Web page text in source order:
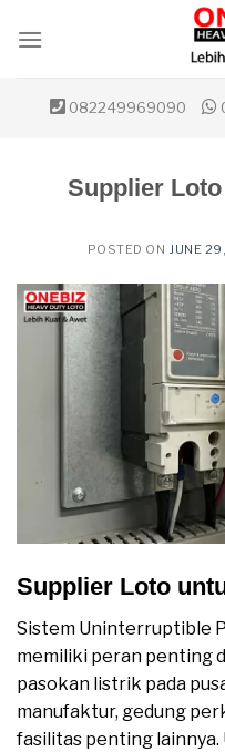
082249969090
Supplier
POSTED ON JUNE
Supplier Loto
Sistem Uninterruptible
memiliki peran penting
pasokan listrik pada
manufaktur, gedung
fasilitas penting lainnya.